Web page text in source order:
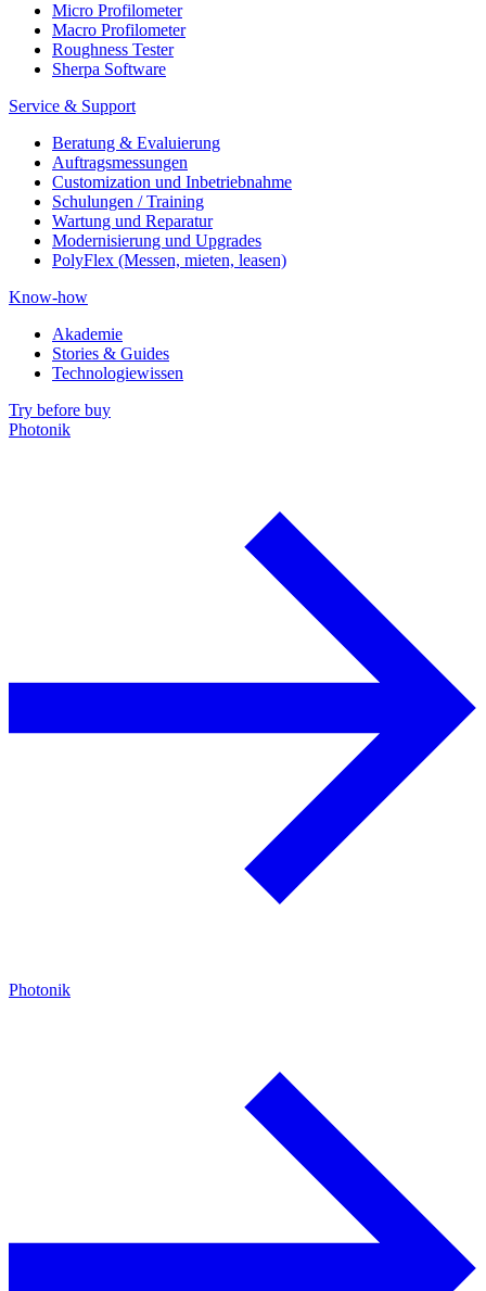
Micro Profilometer
Macro Profilometer
Roughness Tester
Sherpa Software
Service & Support
Beratung & Evaluierung
Auftragsmessungen
Customization und Inbetriebnahme
Schulungen / Training
Wartung und Reparatur
Modernisierung und Upgrades
PolyFlex (Messen, mieten, leasen)
Know-how
Akademie
Stories & Guides
Technologiewissen
Try before buy
Photonik
Photonik